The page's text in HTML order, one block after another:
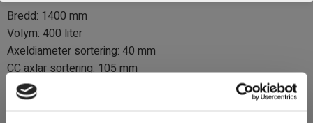
Bredd: 1400 mm
Volym: 400 liter
Axeldiameter sortering: 40 mm
CC axlar sortering: 105 mm
Genomsläpp sortering: 65 mm
Totaldjup: 925 mm